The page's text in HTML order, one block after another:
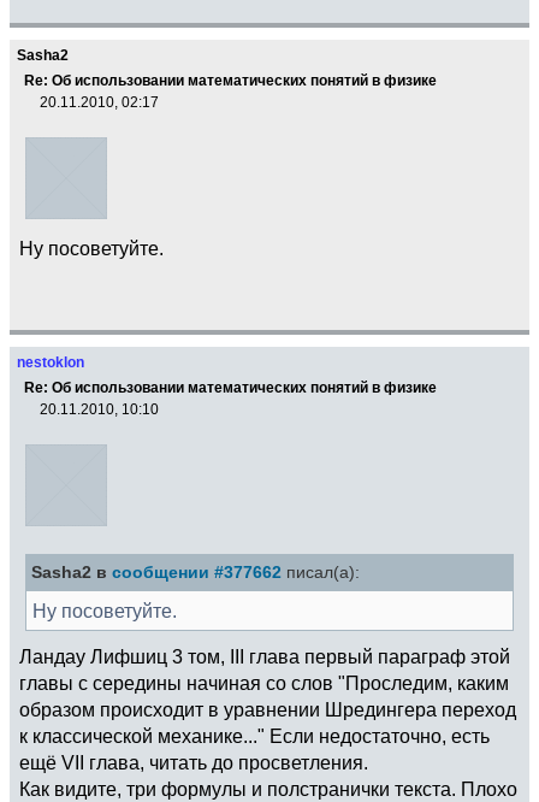
Sasha2
Re: Об использовании математических понятий в физике
20.11.2010, 02:17
Ну посоветуйте.
nestoklon
Re: Об использовании математических понятий в физике
20.11.2010, 10:10
Sasha2 в сообщении #377662 писал(а):
Ну посоветуйте.
Ландау Лифшиц 3 том, III глава первый параграф этой
главы с середины начиная со слов "Проследим, каким
образом происходит в уравнении Шредингера переход
к классической механике..." Если недостаточно, есть
ещё VII глава, читать до просветления.
Как видите, три формулы и полстранички текста. Плохо